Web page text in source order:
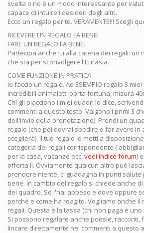
svelta o no è un modo interessante per
capace di intuire i desideri degli altri.
Ecco un regalo per te. VERAMENTE!!! Scegli
RICEVERE UN REGALO FA BENE!
FARE UN REGALO FA BENE.
Partecipa anche tu alla catena dei regali: un
che sta per sconvolgere l'Eurasia.
COME FUNZIONE IN PRATICA
Io faccio un regalo. Ad ESEMPIO regalo 3
incredibili animaletti porta fortuna, misura
Chi gli piacciono i miei quadri lo dice,
commenti a questo testo. Valgono i primi 3
dell'invio della prenotazione). Prendi un
regalo (che poi dovrai spedire o far avere in
sceglierà). Il tuo regalo lo metti a
categoria dei regali corrispondente (
per la casa, vacanze ecc,vedi indice forum)
offerta lì. Ovviamente qualcun altro può
prendere niente, ci guadagna in punti
bene. In cambio del regalo si chiede anche
del quadro. Se l'hai appeso e dove oppure
perché e come ha reagito. Vogliamo anche
regali. Questa è la tassa (chi non paga è
Si possono regalare anche poesie, racconti,
lincare direttamente nei commenti a questo